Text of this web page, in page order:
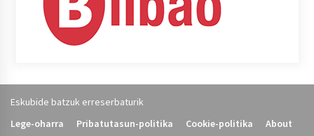
Eskubide batzuk erreserbaturik
Lege-oharra
Pribatutasun-politika Cookie-politika About